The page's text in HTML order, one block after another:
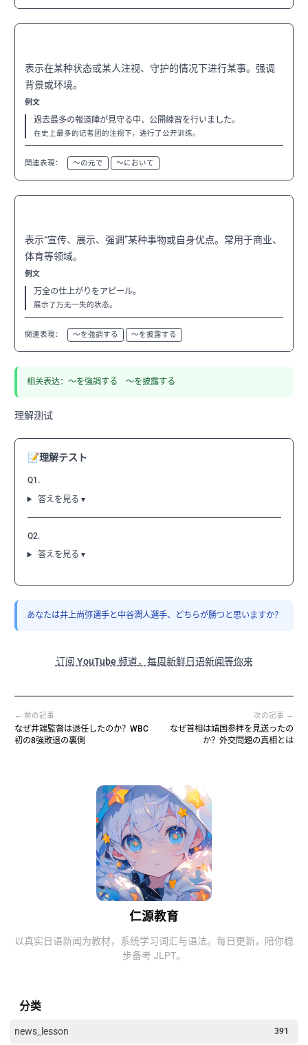
仁源教育
以真实日语新闻为教材，系统学习词汇与语法。每日更新，陪你稳
步备考 JLPT。
分类
news_lesson 391
表示在某种状态或某人注视、守护的情况下进行某事。强调
背景或环境。
例文
過去最多の報道陣が見守る中、公開練習を行いました。
在史上最多的记者团的注视下，进行了公开训练。
関連表現： 〜の元で 〜において
表示“宣传、展示、强调”某种事物或自身优点。常用于商业、
体育等领域。
例文
万全の仕上がりをアピール。
展示了万无一失的状态。
関連表現： 〜を強調する 〜を披露する
相关表达：〜を強調する 〜を披露する
理解测试
📝理解テスト
Q1.
答えを見る ▾
Q2.
答えを見る ▾
あなたは井上尚弥選手と中谷潤人選手、どちらが勝つと思いますか？
订阅 YouTube 频道，每周新鲜日语新闻等你来
← 前の記事
なぜ井端監督は退任したのか？WBC
初の8強敗退の裏側
次の記事 →
なぜ首相は靖国参拝を見送ったの
か？外交問題の真相とは